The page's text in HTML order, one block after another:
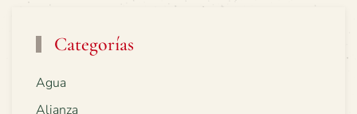
Categorías
Agua
Alianza